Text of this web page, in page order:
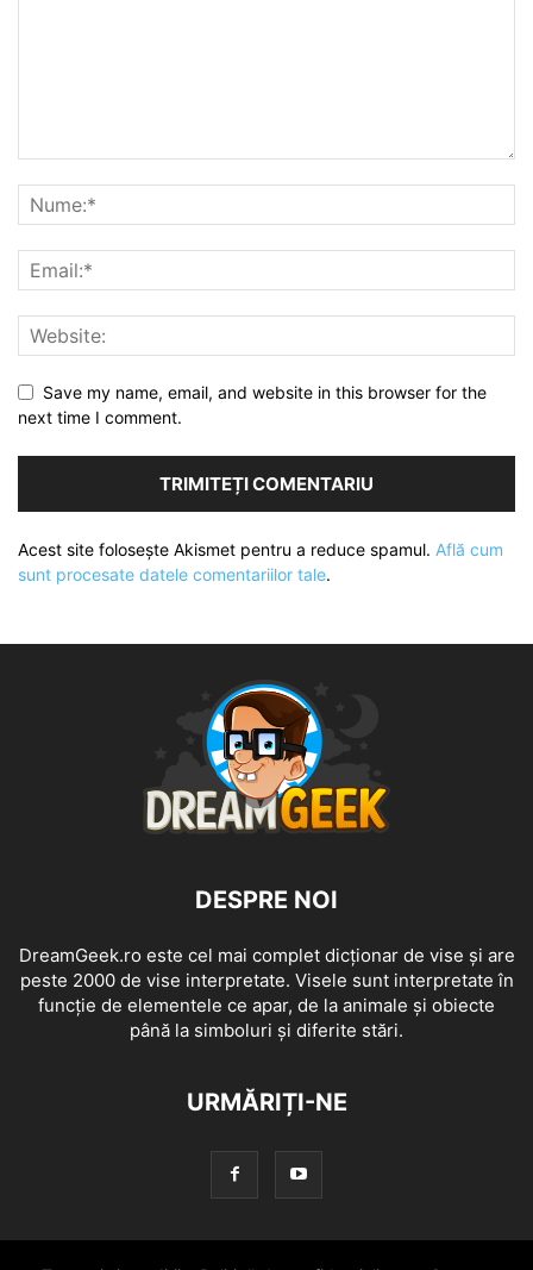
Save my name, email, and website in this browser for the
next time I comment.
Acest site folosește Akismet pentru a reduce spamul. Află cum
sunt procesate datele comentariilor tale.
DESPRE NOI
DreamGeek.ro este cel mai complet dicționar de vise și are
peste 2000 de vise interpretate. Visele sunt interpretate în
funcție de elementele ce apar, de la animale și obiecte
până la simboluri și diferite stări.
URMĂRIȚI-NE